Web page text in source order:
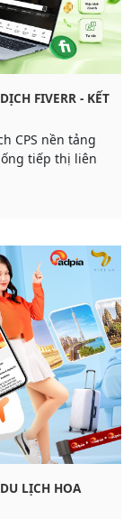
FIVERR - KẾT
CPS nền tảng
tiếp thị liên
LỊCH HOA